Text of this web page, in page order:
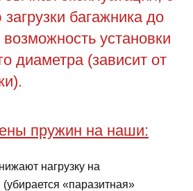
багажника до
возможность установки
диаметра (зависит от
пружин на наши:
нагрузку на
«паразитная»